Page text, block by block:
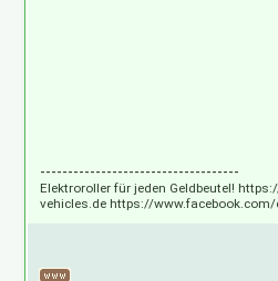
------------------------------------
Elektroroller für jeden Geldbeutel!
vehicles.de https://